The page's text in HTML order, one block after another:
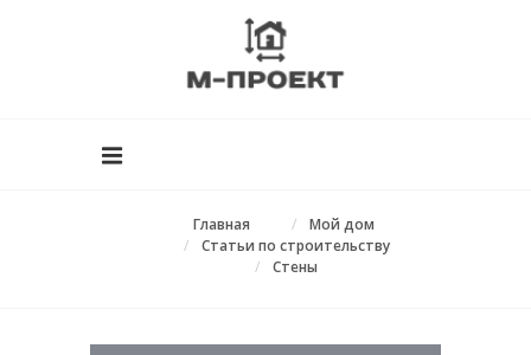
Главная
Мой дом
Статьи по строительству
Стены